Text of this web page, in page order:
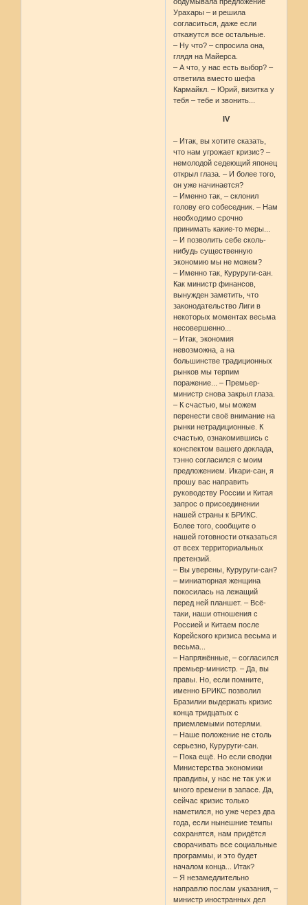
Урахары – и решила
согласиться, даже если
откажутся все остальные.
– Ну что? – спросила она,
глядя на Майерса.
– А что, у нас есть выбор? –
ответила вместо шефа
Кармайкл. – Юрий, визитка у
тебя – тебе и звонить...
IV
– Итак, вы хотите сказать,
что нам угрожает кризис? –
немолодой седеющий японец
открыл глаза. – И более того,
он уже начинается?
– Именно так, – склонил
голову его собеседник. – Нам
необходимо срочно
принимать какие-то меры...
– И позволить себе сколь-
нибудь существенную
экономию мы не можем?
– Именно так, Куруруги-сан.
Как министр финансов,
вынужден заметить, что
законодательство Лиги в
некоторых моментах весьма
несовершенно...
– Итак, экономия
невозможна, а на
большинстве традиционных
рынков мы терпим
поражение... – Премьер-
министр снова закрыл глаза.
– К счастью, мы можем
перенести своё внимание на
рынки нетрадиционные. К
счастью, ознакомившись с
конспектом вашего доклада,
тэнно согласился с моим
предложением. Икари-сан, я
прошу вас направить
руководству России и Китая
запрос о присоединении
нашей страны к БРИКС.
Более того, сообщите о
нашей готовности отказаться
от всех территориальных
претензий.
– Вы уверены, Куруруги-сан?
– миниатюрная женщина
покосилась на лежащий
перед ней планшет. – Всё-
таки, наши отношения с
Россией и Китаем после
Корейского кризиса весьма и
весьма...
– Напряжённые, – согласился
премьер-министр. – Да, вы
правы. Но, если помните,
именно БРИКС позволил
Бразилии выдержать кризис
конца тридцатых с
приемлемыми потерями.
– Наше положение не столь
серьезно, Куруруги-сан.
– Пока ещё. Но если сводки
Министерства экономики
правдивы, у нас не так уж и
много времени в запасе. Да,
сейчас кризис только
наметился, но уже через два
года, если нынешние темпы
сохранятся, нам придётся
сворачивать все социальные
программы, и это будет
началом конца... Итак?
– Я незамедлительно
направлю послам указания, –
министр иностранных дел